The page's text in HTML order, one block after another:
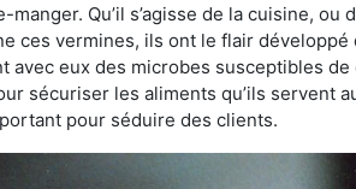
manger. Qu’il s’agisse de la cuisine,
ces vermines, ils ont le flair
avec eux des microbes susceptibles de
sécuriser les aliments qu’ils servent
pour séduire des clients.